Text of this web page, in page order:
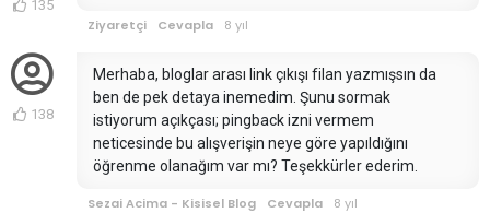
135
Ziyaretçi Cevapla 8 yıl
138
Merhaba, bloglar arası link çıkışı filan yazmışsın da
ben de pek detaya inemedim. Şunu sormak
istiyorum açıkçası; pingback izni vermem
neticesinde bu alışverişin neye göre yapıldığını
öğrenme olanağım var mı? Teşekkürler ederim.
Sezai Acima - Kisisel Blog Cevapla 8 yıl